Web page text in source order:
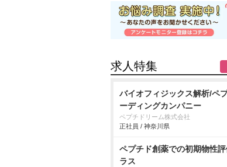
求人特集
バイオフィジックス解析/ペ
ーディングカンパニー
ペプチドリーム株式会社
正社員 / 神奈川県
ペプチド創薬での初期物性
ラス